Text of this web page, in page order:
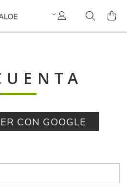
Search
Mi
cuenta
MI
CON GOOGLE